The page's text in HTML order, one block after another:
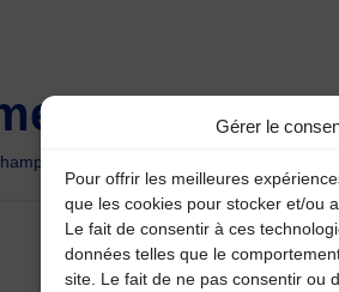
Gérer le
Pour offrir les meilleures
que les cookies pour stocker et/ou
Le fait de consentir à ces
données telles que le
site. Le fait de ne pas consentir ou
obligatoires sont indiqués avec